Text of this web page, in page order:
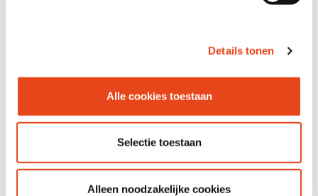
Details tonen
Alle cookies toestaan
Selectie toestaan
Alleen noodzakelijke cookies
See also
Spider meeting table Alvero Flex duo desk